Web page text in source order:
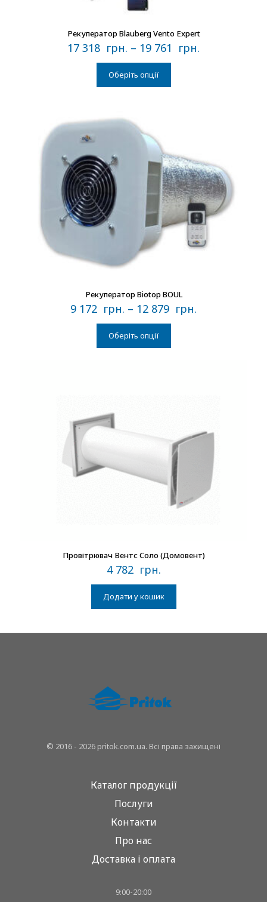
Рекуператор Blauberg Vento Expert
17 318 грн. – 19 761 грн.
Оберіть опції
В наличии
Рекуператор Biotop BOUL
9 172 грн. – 12 879 грн.
Оберіть опції
Провітрювач Вентс Соло (Домовент)
4 782 грн.
Додати у кошик
© 2016 - 2026 pritok.com.ua. Всі права захищені
Каталог продукції
Послуги
Контакти
Про нас
Доставка і оплата
9:00-20:00